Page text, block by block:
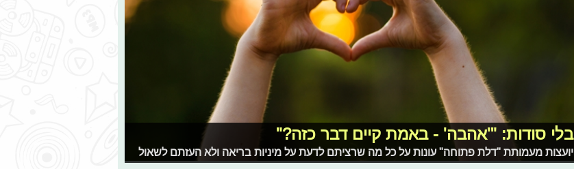
בלי סודות: "'אהבה' - באמת קיים דבר כזה?"
יועצות מעמותת "דלת פתוחה" עונות על כל מה שרציתם לדעת על מיניות בריאה ולא העזתם לשאול